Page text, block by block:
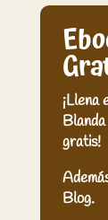
¡Llena
gratis!
Blog.